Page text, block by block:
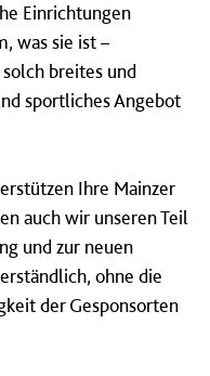
Einrichtungen
was sie ist –
breites und
sportliches Angebot
Ihre Mainzer
auch wir unseren Teil
und zur neuen
ohne die
der Gesponsorten